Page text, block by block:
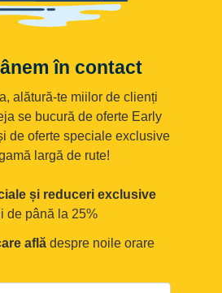
în contact
alătură-te miilor de clienți
se bucură de oferte Early
de oferte speciale exclusive
largă de rute!
și reduceri exclusive
de până la 25%
află despre noile orare